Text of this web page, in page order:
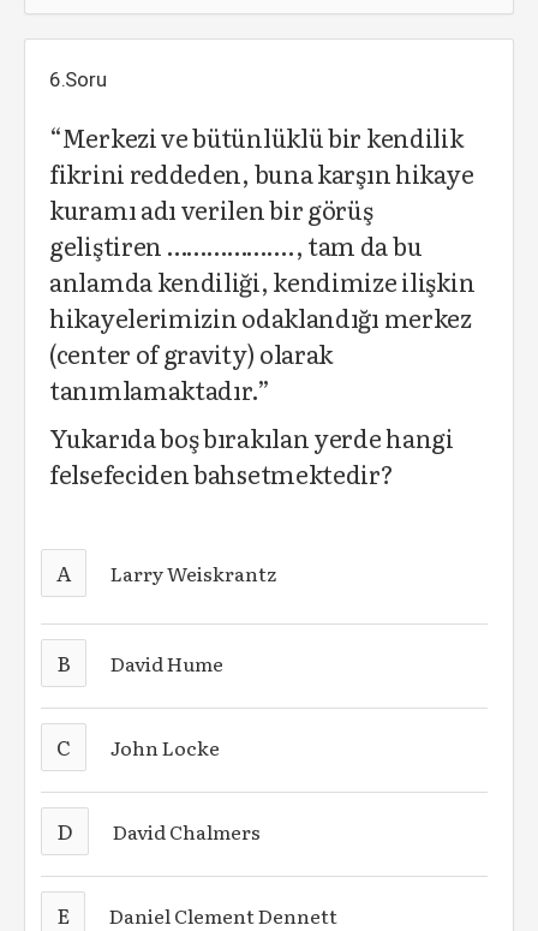
6.Soru
“Merkezi ve bütünlüklü bir kendilik
fikrini reddeden, buna karşın hikaye
kuramı adı verilen bir görüş
geliştiren ………………., tam da bu
anlamda kendiliği, kendimize ilişkin
hikayelerimizin odaklandığı merkez
(center of gravity) olarak
tanımlamakta­dır.”
Yukarıda boş bırakılan yerde hangi
felsefeciden bahsetmektedir?
A Larry Weiskrantz
B David Hume
C John Locke
D David Chalmers
E Daniel Clement Dennett